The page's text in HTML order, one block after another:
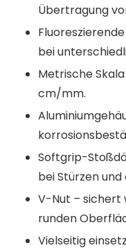
Übertragung
bei
Metrische
cm/mm.
Softgrip-
bei Stürzen
V-Nut – sichert
runden
Vielseitig